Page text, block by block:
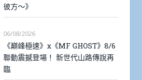
彼方～》
06/08/2026
《巔峰極速》x《MF GHOST》8/6
聯動震撼登場！ 新世代山路傳說再
臨